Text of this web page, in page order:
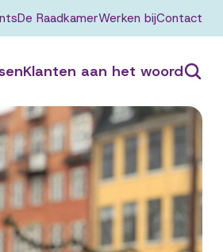
De RaadkamerWerken bijContact
Klanten aan het woord